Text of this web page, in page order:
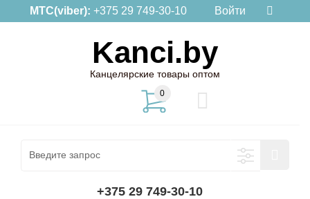
МТС(viber): +375 29 749-30-10 Войти
Kanci.by
Канцелярские товары оптом
0
+375 29 749-30-10